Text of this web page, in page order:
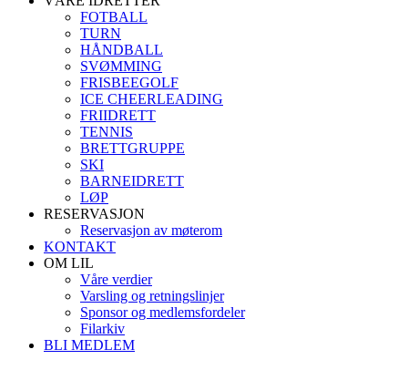
FOTBALL
TURN
HÅNDBALL
SVØMMING
FRISBEEGOLF
ICE CHEERLEADING
FRIIDRETT
TENNIS
BRETTGRUPPE
SKI
BARNEIDRETT
LØP
RESERVASJON
Reservasjon av møterom
KONTAKT
OM LIL
Våre verdier
Varsling og retningslinjer
Sponsor og medlemsfordeler
Filarkiv
BLI MEDLEM